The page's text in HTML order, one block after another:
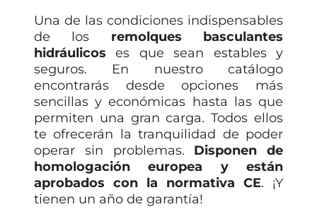
Una de las condiciones indispensables
de los remolques basculantes
hidráulicos es que sean estables y
seguros. En nuestro catálogo
encontrarás desde opciones más
sencillas y económicas hasta las que
permiten una gran carga. Todos ellos
te ofrecerán la tranquilidad de poder
operar sin problemas. Disponen de
homologación europea y están
aprobados con la normativa CE. ¡Y
tienen un año de garantía!